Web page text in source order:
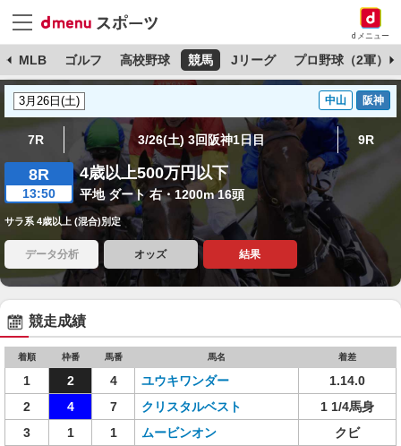
dメニュー
MLB ゴルフ 高校野球 競馬 Jリーグ プロ野球（2軍）
中山 阪神
7R 3/26(土) 3回阪神1日目 9R
8R
13:50
4歳以上500万円以下
平地 ダート 右・1200m 16頭
サラ系 4歳以上 (混合)別定
データ分析 オッズ 結果
競走成績
着順 枠番 馬番 馬名 着差
1 2 4 ユウキワンダー
1.14.0
2
4 7 クリスタルベスト
1 1/4馬身
3
1 1 ムービンオン
クビ